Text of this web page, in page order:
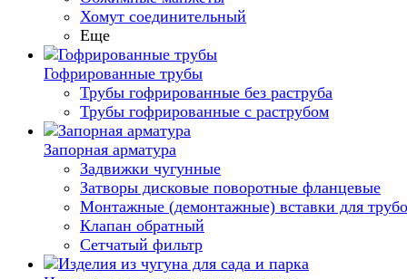
Хомут соединительный
Еще
Гофрированные трубы
Трубы гофрированные без раструба
Трубы гофрированные с раструбом
Запорная арматура
Задвижки чугунные
Затворы дисковые поворотные фланцевые
Монтажные (демонтажные) вставки для
Клапан обратный
Сетчатый фильтр